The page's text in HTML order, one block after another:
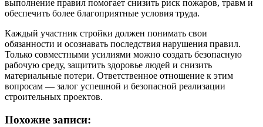
выполнение правил помогает снизить риск пожаров, травм и
обеспечить более благоприятные условия труда.
Каждый участник стройки должен понимать свои
обязанности и осознавать последствия нарушения правил.
Только совместными усилиями можно создать безопасную
рабочую среду, защитить здоровье людей и снизить
материальные потери. Ответственное отношение к этим
вопросам — залог успешной и безопасной реализации
строительных проектов.
Похожие записи: